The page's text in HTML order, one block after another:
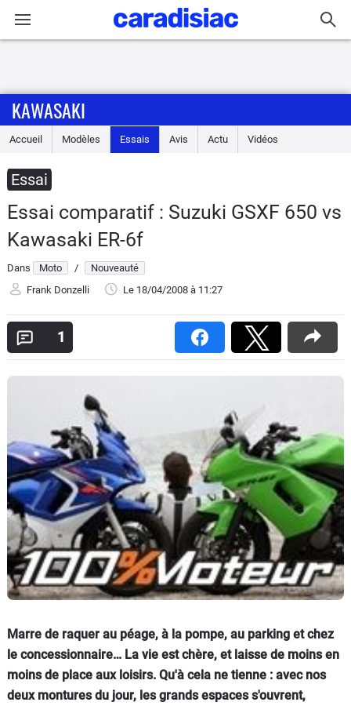
Accueil
Essais
Equipement
Avis
Forum
Scooters
Marques
Services
Auto
KAWASAKI
Accueil Modèles Essais Avis Actu Vidéos
Essai
Essai comparatif : Suzuki GSXF 650 vs
Kawasaki ER-6f
Dans Moto /
Nouveauté
Frank Donzelli
Le 18/04/2008 à 11:27
1
Marre de raquer au péage, à la pompe, au parking et chez
le concessionnaire… La vie est chère, et laisse de moins en
moins de place aux loisirs. Qu'à cela ne tienne : avec nos
deux montures du jour, les grands espaces s'ouvrent,